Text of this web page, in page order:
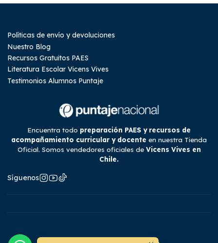
Políticas de envío y devoluciones
Nuestro Blog
Recursos Gratuitos PAES
Literatura Escolar Vicens Vives
Testimonios Alumnos Puntaje
Encuentra todo preparación PAES y recursos de
acompañamiento curricular y docente en nuestra Tienda
Oficial. Somos vendedores oficiales de Vicens Vives en
Chile.
Síguenos
2026 Tienda Puntaje Nacional.